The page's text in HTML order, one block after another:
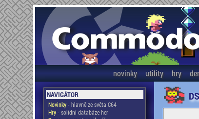
novinky utility hry
NAVIGÁTOR
Novinky- hlavně ze světa C64
Hry- solidní databáze her